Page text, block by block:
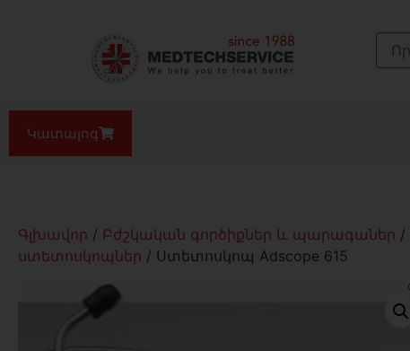
Կատալոգ
Գլխավոր / Բժշկական գործիքներ և պարագաներ /
ստետոսկոպներ / Ստետոսկոպ Adscope 615